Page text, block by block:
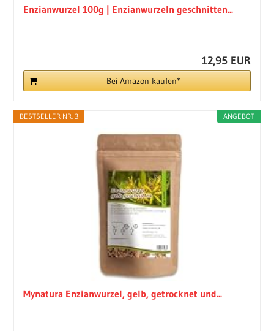
Enzianwurzel 100g | Enzianwurzeln geschnitten...
12,95 EUR
Bei Amazon kaufen*
ANGEBOT
BESTSELLER NR. 3
Mynatura Enzianwurzel, gelb, getrocknet und...